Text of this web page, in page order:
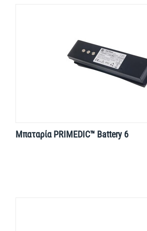
Μπαταρία PRIMEDIC™ Battery 6